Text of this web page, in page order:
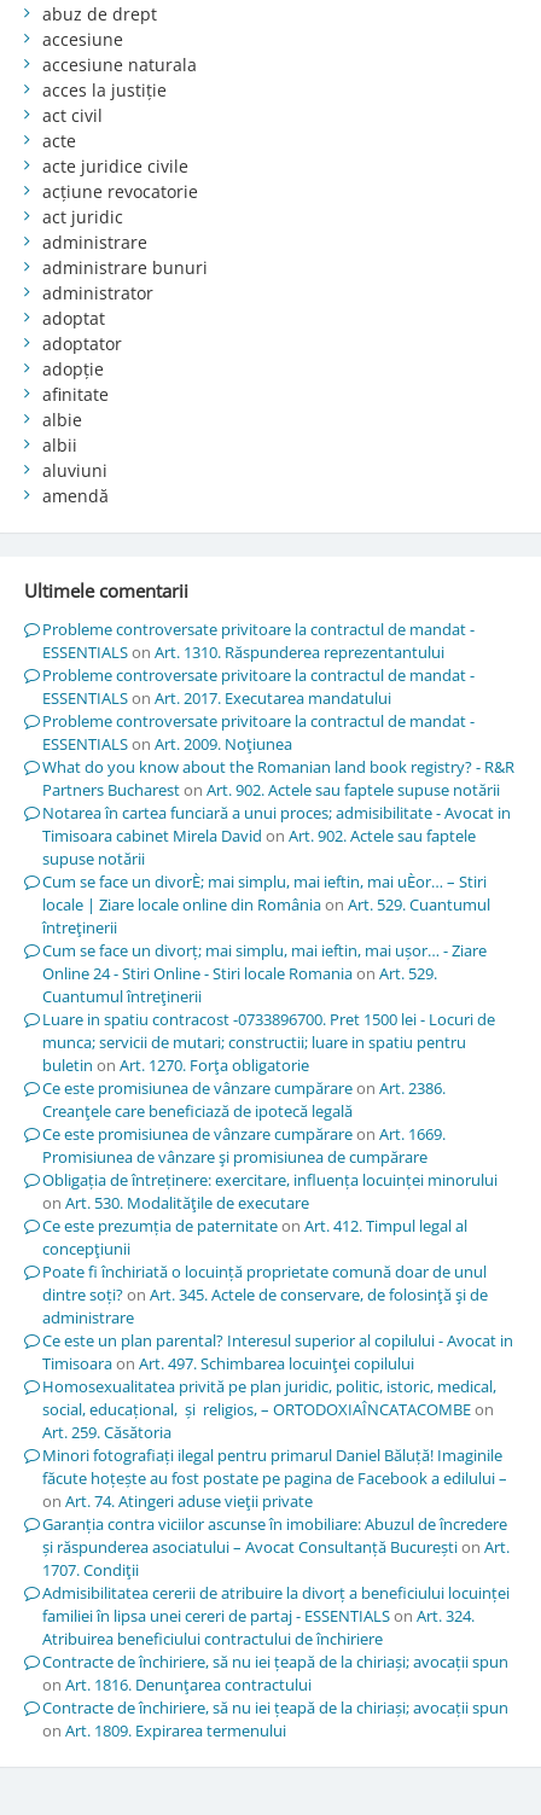
abuz de drept
accesiune
accesiune naturala
acces la justiție
act civil
acte
acte juridice civile
acțiune revocatorie
act juridic
administrare
administrare bunuri
administrator
adoptat
adoptator
adopție
afinitate
albie
albii
aluviuni
amendă
Ultimele comentarii
Probleme controversate privitoare la contractul de mandat -
ESSENTIALSon Art. 1310. Răspunderea reprezentantului
Probleme controversate privitoare la contractul de mandat -
ESSENTIALSon Art. 2017. Executarea mandatului
Probleme controversate privitoare la contractul de mandat -
ESSENTIALSon Art. 2009. Noţiunea
What do you know about the Romanian land book registry? - R&R
Partners Buchareston Art. 902. Actele sau faptele supuse notării
Notarea în cartea funciară a unui proces; admisibilitate - Avocat in
Timisoara cabinet Mirela David on Art. 902. Actele sau faptele
supuse notării
Cum se face un divorÈ; mai simplu, mai ieftin, mai uÈor… – Stiri
locale | Ziare locale online din Româniaon Art. 529. Cuantumul
întreţinerii
Cum se face un divorț; mai simplu, mai ieftin, mai ușor… - Ziare
Online 24 - Stiri Online - Stiri locale Romaniaon Art. 529.
Cuantumul întreţinerii
Luare in spatiu contracost -0733896700. Pret 1500 lei - Locuri de
munca; servicii de mutari; constructii; luare in spatiu pentru
buletin on Art. 1270. Forţa obligatorie
Ce este promisiunea de vânzare cumpărareon Art. 2386.
Creanţele care beneficiază de ipotecă legală
Ce este promisiunea de vânzare cumpărareon Art. 1669.
Promisiunea de vânzare şi promisiunea de cumpărare
Obligația de întreținere: exercitare, influența locuinței minorului
on Art. 530. Modalităţile de executare
Ce este prezumția de paternitateon Art. 412. Timpul legal al
concepţiunii
Poate fi închiriată o locuință proprietate comună doar de unul
dintre soți?on Art. 345. Actele de conservare, de folosinţă şi de
administrare
Ce este un plan parental? Interesul superior al copilului - Avocat in
Timisoaraon Art. 497. Schimbarea locuinţei copilului
Homosexualitatea privită pe plan juridic, politic, istoric, medical,
social, educațional, și religios, – ORTODOXIAÎNCATACOMBEon
Art. 259. Căsătoria
Minori fotografiați ilegal pentru primarul Daniel Băluță! Imaginile
făcute hoțește au fost postate pe pagina de Facebook a edilului –
on Art. 74. Atingeri aduse vieţii private
Garanția contra viciilor ascunse în imobiliare: Abuzul de încredere
și răspunderea asociatului – Avocat Consultanță Bucureștion Art.
1707. Condiţii
Admisibilitatea cererii de atribuire la divorț a beneficiului locuinței
familiei în lipsa unei cereri de partaj - ESSENTIALSon Art. 324.
Atribuirea beneficiului contractului de închiriere
Contracte de închiriere, să nu iei țeapă de la chiriași; avocații spun
on Art. 1816. Denunţarea contractului
Contracte de închiriere, să nu iei țeapă de la chiriași; avocații spun
on Art. 1809. Expirarea termenului